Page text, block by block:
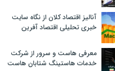
آنالیز اقتصاد کلان از نگاه سایت
خبری تحلیلی اقتصاد آفرین
معرفی هاست و سرور از شرکت
خدمات هاستینگ شتابان هاست